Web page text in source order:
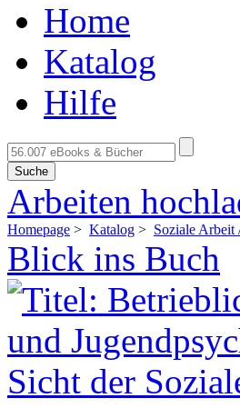
Home
Katalog
Hilfe
Suche
Arbeiten
Homepage > Katalog > Soziale Arbeit
Blick ins Buch